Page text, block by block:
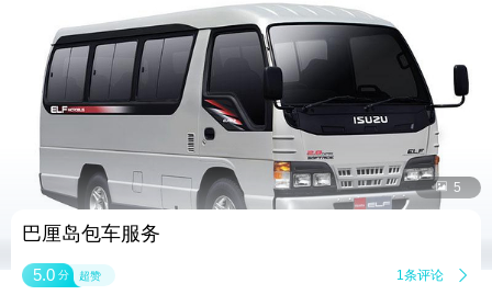
 5
巴厘岛包车服务
5.0 分 超赞 1条评论 